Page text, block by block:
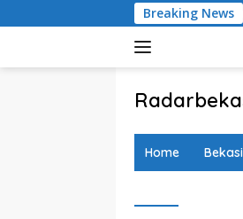
ke
Breaking News
Penutupan
Bekasi
Home Bekasi